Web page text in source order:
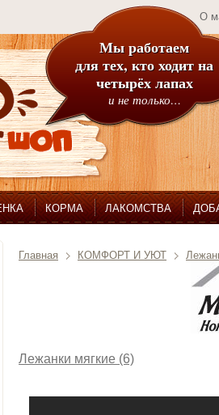
О
Мы работаем
для тех, кто ходит на
четырёх лапах
и не только…
КОРМА ЛАКОМСТВА
Главная КОМФОРТ И УЮТ
Лежанки мягкие (6)